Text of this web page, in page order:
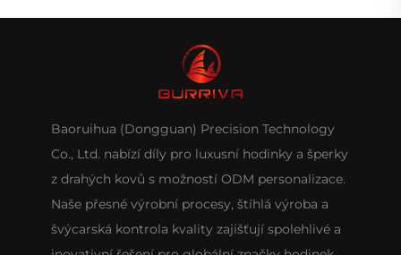
Baoruihua (Dongguan) Precision Technology
Co., Ltd. nabízí díly pro luxusní hodinky a šperky
z drahých kovů s možností ODM personalizace.
Naše přesné výrobní procesy, štíhlá výroba a
švýcarská kontrola kvality zajišťují spolehlivé a